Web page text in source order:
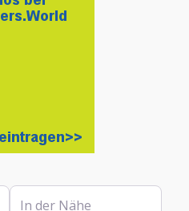
In der Nähe